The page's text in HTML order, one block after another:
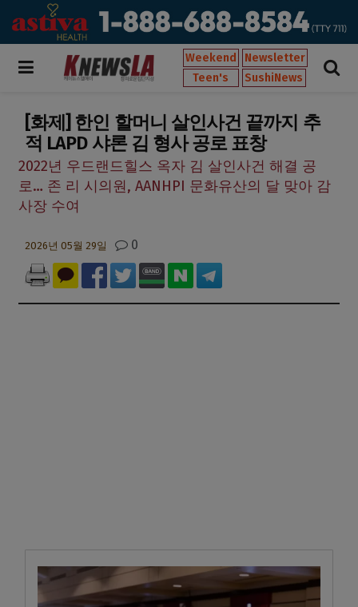
Weekend
Newsletter
Teen's
SushiNews
[화제] 한인 할머니 살인사건 끝까지 추
적 LAPD 샤론 김 형사 공로 표창
2022년 우드랜드힐스 옥자 김 살인사건 해결 공
로… 존 리 시의원, AANHPI 문화유산의 달 맞아 감
사장 수여
2026년 05월 29일 0